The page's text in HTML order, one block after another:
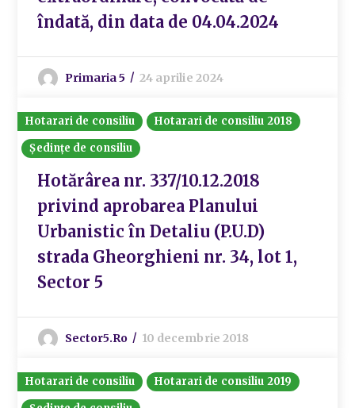
îndată, din data de 04.04.2024
Primaria 5 24 aprilie 2024
Hotarari de consiliu
Hotarari de consiliu 2018
Ședințe de consiliu
Hotărârea nr. 337/10.12.2018
privind aprobarea Planului
Urbanistic în Detaliu (P.U.D)
strada Gheorghieni nr. 34, lot 1,
Sector 5
Sector5.ro 10 decembrie 2018
Hotarari de consiliu
Hotarari de consiliu 2019